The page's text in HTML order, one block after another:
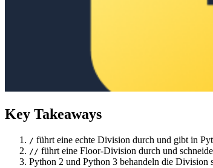
Key Takeaways
/ führt eine echte Division durch und gibt in
// führt eine Floor-Division durch und
Python 2 und Python 3 behandeln die Division